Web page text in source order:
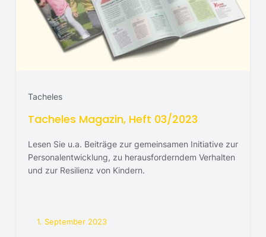
Tacheles
Tacheles Magazin, Heft 03/2023
Lesen Sie u.a. Beiträge zur gemeinsamen Initiative zur
Personalentwicklung, zu herausforderndem Verhalten
und zur Resilienz von Kindern.
1. September 2023